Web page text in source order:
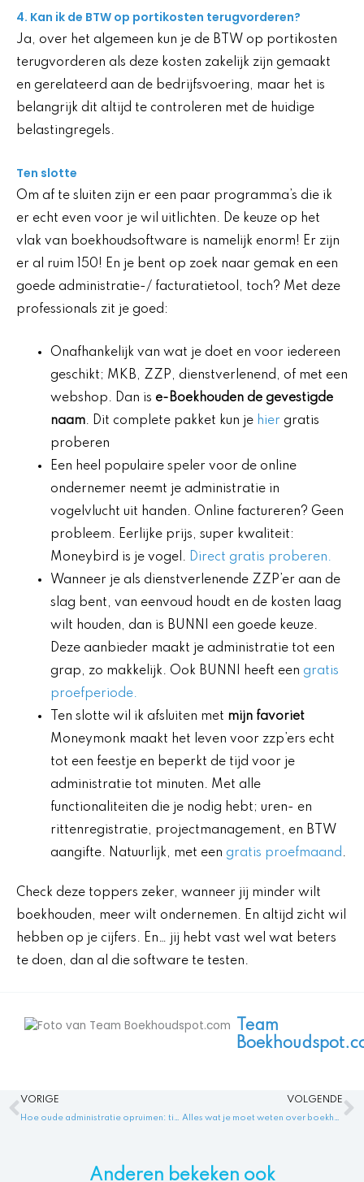
4. Kan ik de BTW op portikosten terugvorderen?
Ja, over het algemeen kun je de BTW op portikosten
terugvorderen als deze kosten zakelijk zijn gemaakt
en gerelateerd aan de bedrijfsvoering, maar het is
belangrijk dit altijd te controleren met de huidige
belastingregels.
Ten slotte
Om af te sluiten zijn er een paar programma’s die ik
er echt even voor je wil uitlichten. De keuze op het
vlak van boekhoudsoftware is namelijk enorm! Er zijn
er al ruim 150! En je bent op zoek naar gemak en een
goede administratie-/ facturatietool, toch? Met deze
professionals zit je goed:
Onafhankelijk van wat je doet en voor iedereen
geschikt; MKB, ZZP, dienstverlenend, of met een
webshop. Dan is e-Boekhouden de gevestigde
naam. Dit complete pakket kun je hier gratis
proberen
Een heel populaire speler voor de online
ondernemer neemt je administratie in
vogelvlucht uit handen. Online factureren? Geen
probleem. Eerlijke prijs, super kwaliteit:
Moneybird is je vogel. Direct gratis proberen.
Wanneer je als dienstverlenende ZZP’er aan de
slag bent, van eenvoud houdt en de kosten laag
wilt houden, dan is BUNNI een goede keuze.
Deze aanbieder maakt je administratie tot een
grap, zo makkelijk. Ook BUNNI heeft een gratis
proefperiode.
Ten slotte wil ik afsluiten met mijn favoriet
Moneymonk maakt het leven voor zzp’ers echt
tot een feestje en beperkt de tijd voor je
administratie tot minuten. Met alle
functionaliteiten die je nodig hebt; uren- en
rittenregistratie, projectmanagement, en BTW
aangifte. Natuurlijk, met een gratis proefmaand .
Check deze toppers zeker, wanneer jij minder wilt
boekhouden, meer wilt ondernemen. En altijd zicht wil
hebben op je cijfers. En… jij hebt vast wel wat beters
te doen, dan al die software te testen.
Team
Vorige
VORIGE
Hoe oude administratie opruimen: tips voor het organiseren van papierwerk
VOLGENDE
Alles wat je moet weten over boekhouden rekeningstelsel
Anderen bekeken ook